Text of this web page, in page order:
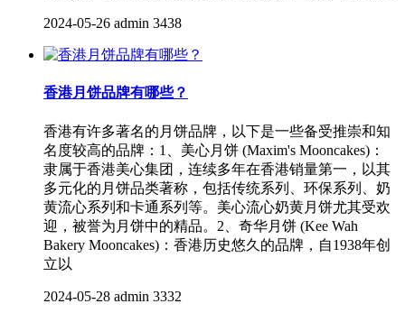
2024-05-26 admin 3438
香港月饼品牌有哪些？
香港有许多著名的月饼品牌，以下是一些备受推崇和知
名度较高的品牌：1、美心月饼 (Maxim's Mooncakes)：
隶属于香港美心集团，连续多年在香港销量第一，以其
多元化的月饼品类著称，包括传统系列、环保系列、奶
黄流心系列和卡通系列等。美心流心奶黄月饼尤其受欢
迎，被誉为月饼中的精品。2、奇华月饼 (Kee Wah
Bakery Mooncakes)：香港历史悠久的品牌，自1938年创
立以
2024-05-28 admin 3332